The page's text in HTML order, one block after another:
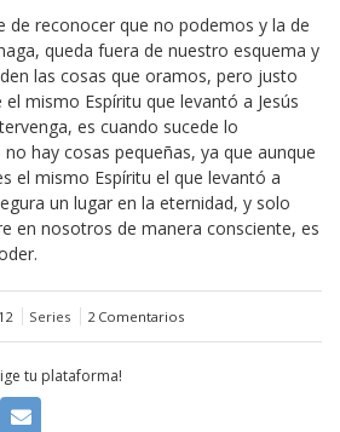
de reconocer que no podemos y la de
queda fuera de nuestro esquema y
las cosas que oramos, pero justo
mismo Espíritu que levantó a Jesús
es cuando sucede lo
hay cosas pequeñas, ya que aunque
el mismo Espíritu el que levantó a
un lugar en la eternidad, y solo
en nosotros de manera consciente, es
Series 2 Comentarios
tu plataforma!